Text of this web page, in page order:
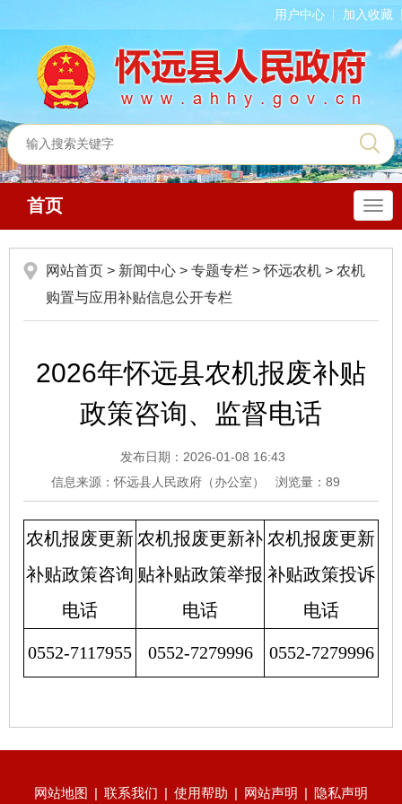
用户中心 加入收藏
导
航
首页
网站首页 > 新闻中心 > 专题专栏 > 怀远农机 > 农机
购置与应用补贴信息公开专栏
2026年怀远县农机报废补贴
政策咨询、监督电话
发布日期：2026-01-08 16:43
信息来源：怀远县人民政府（办公室）
浏览量： 89
农机报废更新
补贴政策咨询
电话
农机报废更新补
贴补贴政策举报
电话
农机报废更新
补贴政策投诉
电话
0552-7117955 0552-7279996 0552-7279996
网站地图 | 联系我们 | 使用帮助 | 网站声明 | 隐私声明